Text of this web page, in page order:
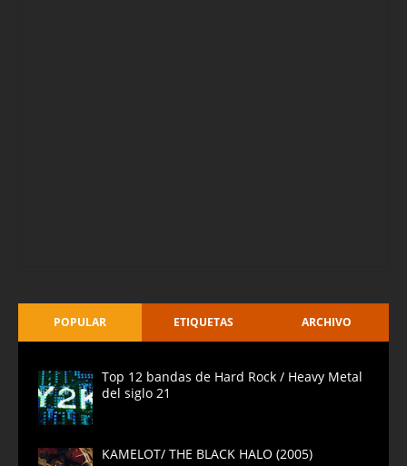
POPULAR ETIQUETAS ARCHIVO
Top 12 bandas de Hard Rock / Heavy Metal
del siglo 21
KAMELOT/ THE BLACK HALO (2005)